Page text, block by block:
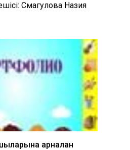
Смагулова Назия
арналған